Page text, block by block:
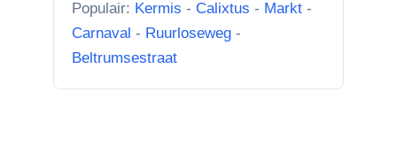
Populair: Kermis - Calixtus - Markt -
Carnaval - Ruurloseweg -
Beltrumsestraat